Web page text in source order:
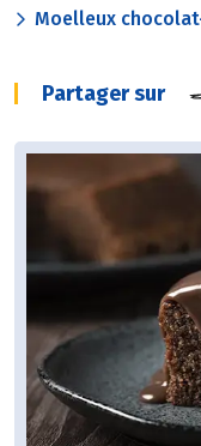
Moelleux
Partager sur